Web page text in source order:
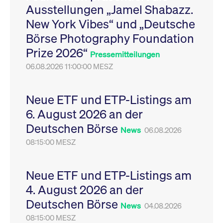
Ausstellungen „Jamel Shabazz.
New York Vibes“ und „Deutsche
Börse Photography Foundation
Prize 2026“ Pressemitteilungen
06.08.2026 11:00:00 MESZ
Neue ETF und ETP-Listings am
6. August 2026 an der
Deutschen Börse News 06.08.2026
08:15:00 MESZ
Neue ETF und ETP-Listings am
4. August 2026 an der
Deutschen Börse News 04.08.2026
08:15:00 MESZ
Leistung der Website
zu messen. Es handelt
sich um ein Muster-
Cookie, bei dem auf
das Präfix _pk_ses
eine kurze Reihe von
VISITOR_PRIVACY_METADATA
YouTube
.youtube.com
6
Monate
Dieses Cookie dient
Speicherung der
Einwilligungs- und
des Nutzers für ihre
Interaktion mit der
Sitzungen geehrt